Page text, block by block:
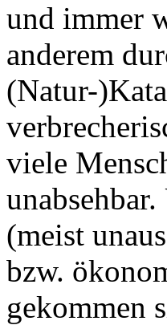
und immer
anderem
(Natur-
viele
(meist
bzw.
gekommen